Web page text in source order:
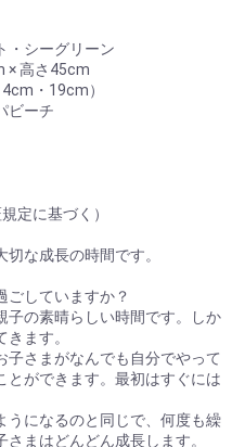
シーグリーン
× 高さ45cm
・19cm）
ビーチ
定に基づく）
な成長の時間です。
ごしていますか？
子の素晴らしい時間です。しか
ます。
さまがなんでも自分でやって
とができます。最初はすぐには
うになるのと同じで、何度も繰
まはどんどん成長します。